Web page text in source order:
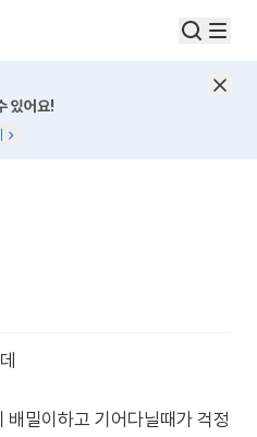
있어요!
밀이하고 기어다닐때가 걱정